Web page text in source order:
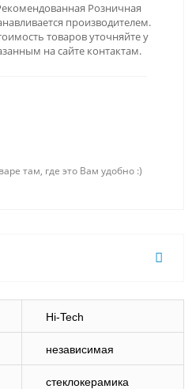
Розничная
производителем.
товаров уточняйте у
на сайте контактам.
там, где это Вам удобно :)
Hi-Tech
независимая
стеклокерамика